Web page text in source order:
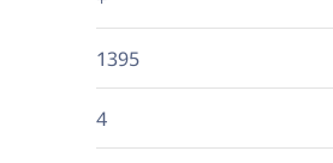
1395
4